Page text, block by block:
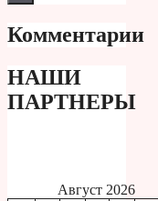
Комментарии
НАШИ
ПАРТНЕРЫ
Август 2026